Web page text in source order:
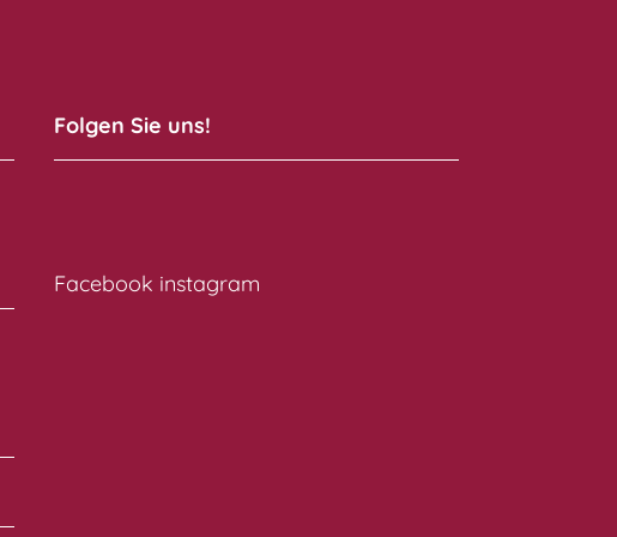
Folgen Sie uns!
Facebook instagram